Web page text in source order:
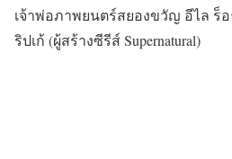
เจ้าพ่อภาพยนตร์สยองขวัญ อีไล ร็
ริปเก้ (ผู้สร้างซีรีส์ Supernatural)